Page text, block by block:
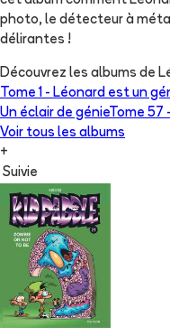
photo, le détecteur à
délirantes !
Découvrez les albums de
Tome 1 - Léonard est un
Un éclair de génieTome 57 -
Voir tous les albums
+
Suivie